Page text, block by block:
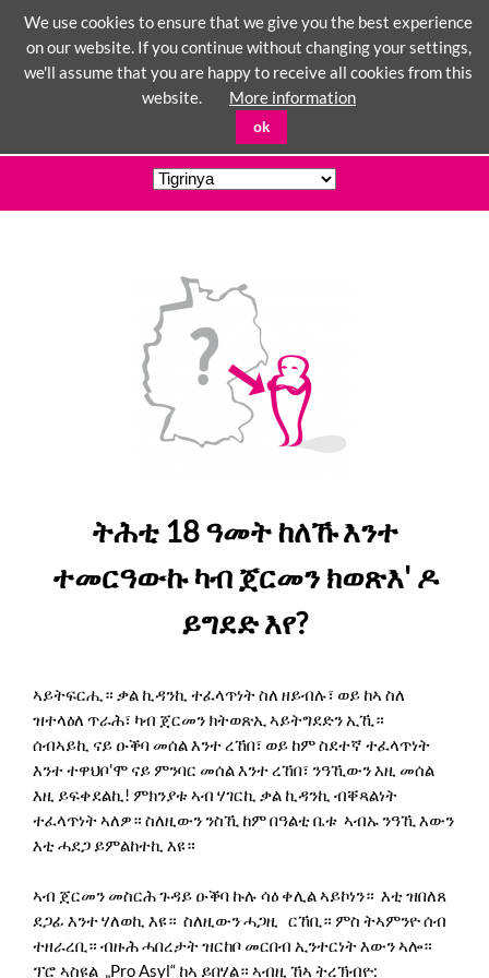
ትሕቲ 18 ዓመት ከለኹ እንተ
ተመርዓውኩ ካብ ጀርመን ክወጽእ' ዶ
ይግደድ እየ?
ኣይትፍርሒ። ቃል ኪዳንኪ ተፈላጥነት ስለ ዘይብሉ፣ ወይ ከኣ ስለ
ዝተላዕለ ጥራሕ፣ ካብ ጀርመን ክትወጽኢ ኣይትግደድን ኢኺ።
ሰብኣይኪ ናይ ዑቕባ መሰል እንተ ረኸበ፣ ወይ ከም ስደተኛ ተፈላጥነት
እንተ ተዋህቦ'ሞ ናይ ምንባር መሰል እንተ ረኸበ፣ ንዓኺውን እዚ መሰል
እዚ ይፍቀደልኪ! ምክንያቱ ኣብ ሃገርኪ ቃል ኪዳንኪ ብቐጻልነት
ተፈላጥነት ኣለዎ። ስለዚውን ንስኺ ከም በዓልቲ ቤቱ ኣብኡ ንዓኺ እውን
እቲ ሓደጋ ይምልከተኪ እዩ።
ኣብ ጀርመን መስርሕ ጉዳይ ዑቕባ ኩሉ ሳዕ ቀሊል ኣይኮነን። እቲ ዝበለጸ
ደጋፊ እንተ ሃለወኪ እዩ። ስለዚውን ሓጋዚ ርኸቢ። ምስ ትኣምንዮ ሰብ
ተዘራረቢ። ብዙሕ ሓበረታት ዝርከቦ መርበብ ኢንተርነት እውን ኣሎ።
ፕሮ ኣስዩል „Pro Asyl“ ከኣ ይበሃል። ኣብዚ ኸኣ ትረኽብዮ:
We use cookies to ensure that we give you the best experience
on our website. If you continue without changing your settings,
we'll assume that you are happy to receive all cookies from this
website.
More information
ok